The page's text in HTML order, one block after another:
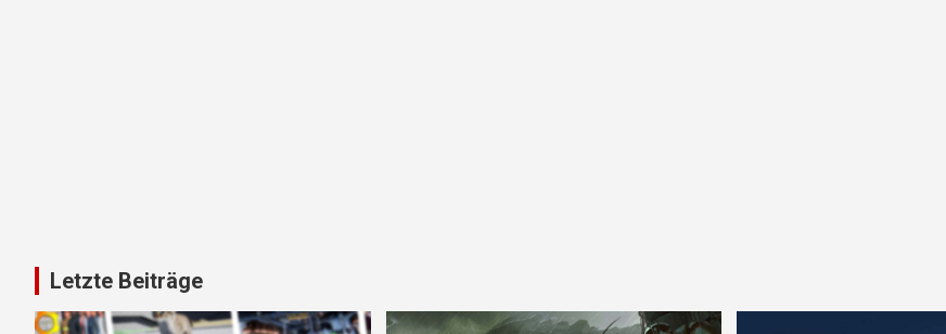
Letzte Beiträge